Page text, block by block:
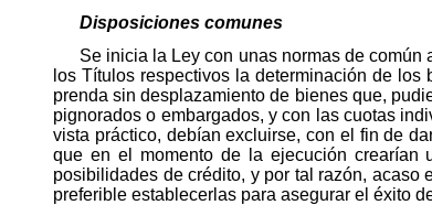
Disposiciones comunes
Se inicia la Ley con unas normas de
los Títulos respectivos la determinación de
prenda sin desplazamiento de bienes que,
pignorados o embargados, y con las cuotas
vista práctico, debían excluirse, con el fin de
que en el momento de la ejecución crearían
posibilidades de crédito, y por tal razón,
preferible establecerlas para asegurar el éxito